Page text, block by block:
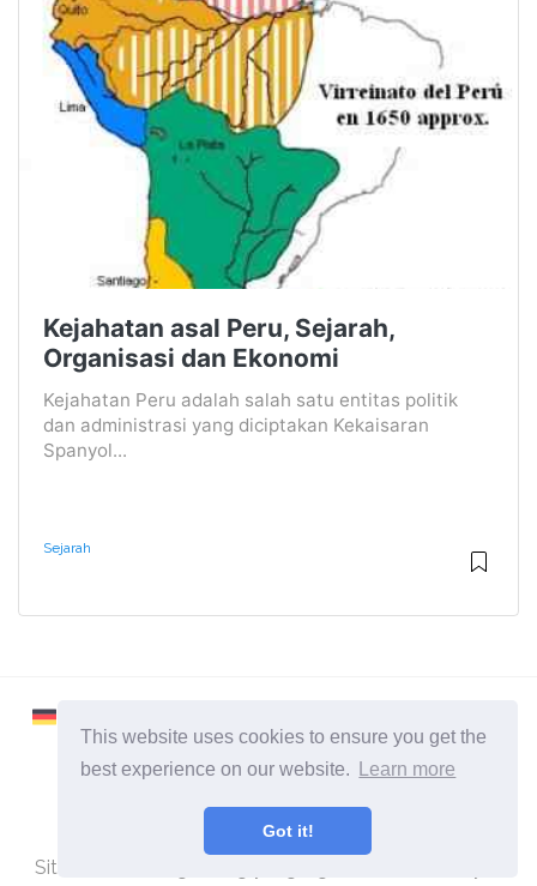
This website uses cookies to ensure you get the
best experience on our website.
Learn more
Got it!
Kejahatan asal Peru, Sejarah,
Organisasi dan Ekonomi
Kejahatan Peru adalah salah satu entitas politik
dan administrasi yang diciptakan Kekaisaran
Spanyol...
Sejarah
2026 ©Learnaboutworld
Semua Kategori
Situs untuk orang-orang yang ingin tahu lebih banyak